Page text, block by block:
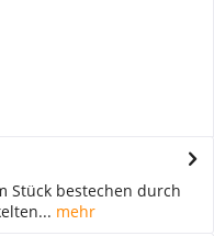
Stück bestechen durch
mehr